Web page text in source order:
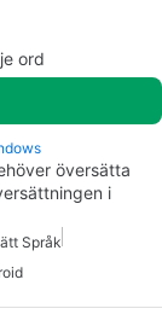
ord
översätta
i
Språk